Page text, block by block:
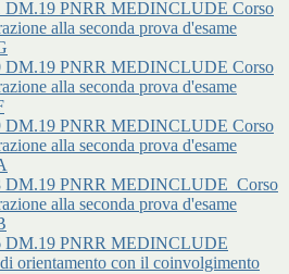
DM.19 PNRR MEDINCLUDE Corso
alla seconda prova d'esame
DM.19 PNRR MEDINCLUDE Corso
alla seconda prova d'esame
DM.19 PNRR MEDINCLUDE Corso
alla seconda prova d'esame
DM.19 PNRR MEDINCLUDE_Corso
alla seconda prova d'esame
DM.19 PNRR MEDINCLUDE
orientamento con il coinvolgimento